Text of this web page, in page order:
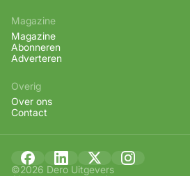
Magazine
Magazine
Abonneren
Adverteren
Overig
Over ons
Contact
©2026 Dero Uitgevers